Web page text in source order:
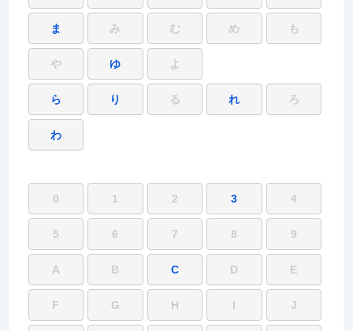
ま み む め も
や ゆ よ
ら り る れ ろ
わ
0 1 2 3 4
5 6 7 8 9
A B C D E
F G H I J